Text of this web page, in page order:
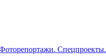
Спецпроекты.